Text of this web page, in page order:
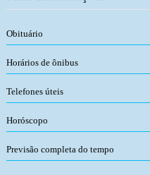
Obituário
Horários de ônibus
Telefones úteis
Horóscopo
Previsão completa do tempo